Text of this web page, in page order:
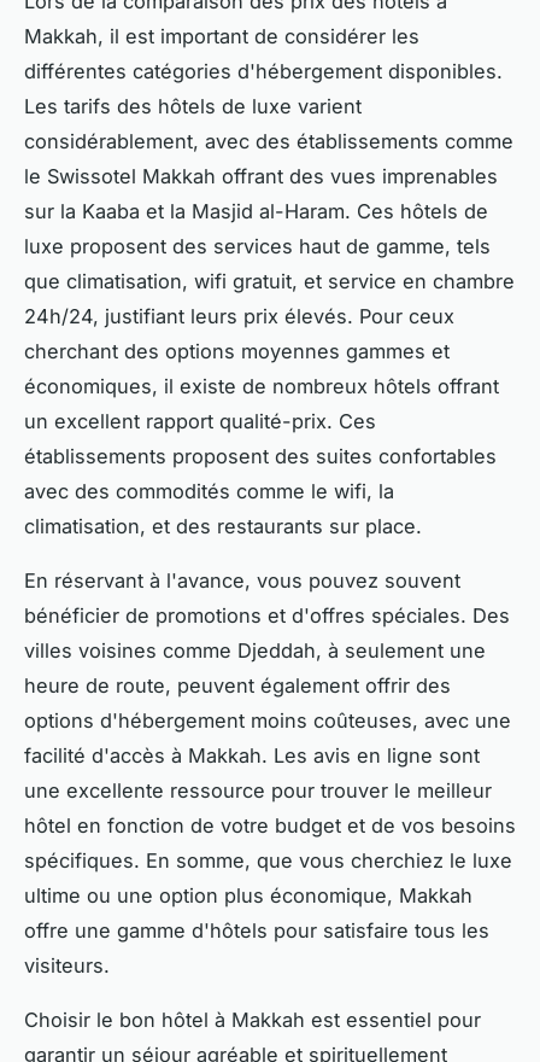
Makkah, il est important de considérer les
différentes catégories d'hébergement disponibles.
Les tarifs des hôtels de luxe varient
considérablement, avec des établissements comme
le Swissotel Makkah offrant des vues imprenables
sur la Kaaba et la Masjid al-Haram. Ces hôtels de
luxe proposent des services haut de gamme, tels
que climatisation, wifi gratuit, et service en chambre
24h/24, justifiant leurs prix élevés. Pour ceux
cherchant des options moyennes gammes et
économiques, il existe de nombreux hôtels offrant
un excellent rapport qualité-prix. Ces
établissements proposent des suites confortables
avec des commodités comme le wifi, la
climatisation, et des restaurants sur place.
En réservant à l'avance, vous pouvez souvent
bénéficier de promotions et d'offres spéciales. Des
villes voisines comme Djeddah, à seulement une
heure de route, peuvent également offrir des
options d'hébergement moins coûteuses, avec une
facilité d'accès à Makkah. Les avis en ligne sont
une excellente ressource pour trouver le meilleur
hôtel en fonction de votre budget et de vos besoins
spécifiques. En somme, que vous cherchiez le luxe
ultime ou une option plus économique, Makkah
offre une gamme d'hôtels pour satisfaire tous les
visiteurs.
Choisir le bon hôtel à Makkah est essentiel pour
garantir un séjour agréable et spirituellement